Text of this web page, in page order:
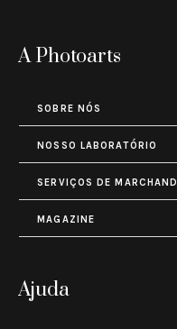
A Photoarts
SOBRE NÓS
NOSSO LABORATÓRIO
SERVIÇOS DE MARCHAND
MAGAZINE
Ajuda